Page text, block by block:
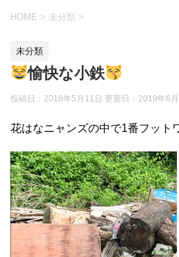
HOME > 未分類 >
未分類
愉快な小鉄
投稿日：2018年5月11日 更新日： 2019年6
花はなニャンズの中で1番フット